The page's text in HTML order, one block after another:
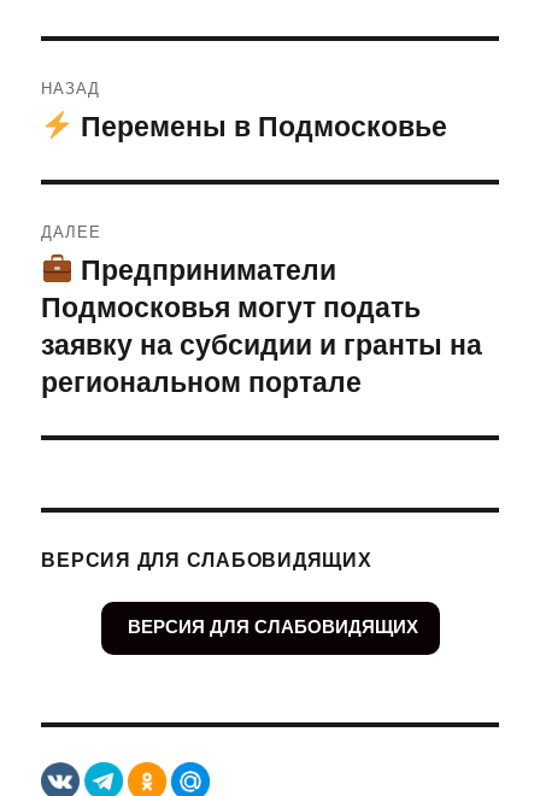
по
НАЗАД
Предыдущая
Перемены в Подмосковье
ДАЛЕЕ
Следующая
запись:
Предприниматели
Подмосковья могут подать
заявку на субсидии и гранты на
региональном портале
ВЕРСИЯ ДЛЯ СЛАБОВИДЯЩИХ
ВЕРСИЯ ДЛЯ СЛАБОВИДЯЩИХ